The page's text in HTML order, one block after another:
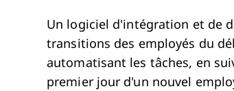
Un logiciel d'intégration et de
transitions des employés du
automatisant les tâches, en
premier jour d'un nouvel